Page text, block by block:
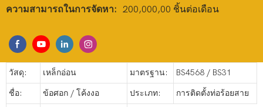
ความสามารถในการจัดหา:
200,000,00 ชิ้นต่อเดือน
วัสดุ: เหล็กอ่อน มาตรฐาน: BS4568 / BS31
ชื่อ: ข้อศอก / โค้งงอ ประเภท: การติดตั้งท่อร้อยสาย